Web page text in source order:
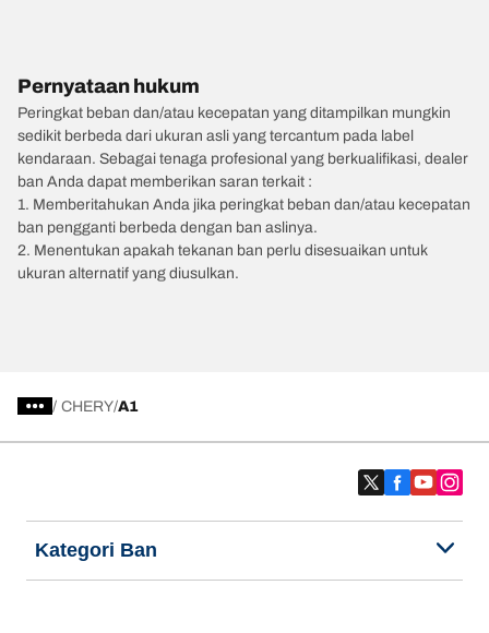
Pernyataan hukum
Peringkat beban dan/atau kecepatan yang ditampilkan mungkin
sedikit berbeda dari ukuran asli yang tercantum pada label
kendaraan. Sebagai tenaga profesional yang berkualifikasi, dealer
ban Anda dapat memberikan saran terkait :
1. Memberitahukan Anda jika peringkat beban dan/atau kecepatan
ban pengganti berbeda dengan ban aslinya.
2. Menentukan apakah tekanan ban perlu disesuaikan untuk
ukuran alternatif yang diusulkan.
/ CHERY A1
Kategori Ban